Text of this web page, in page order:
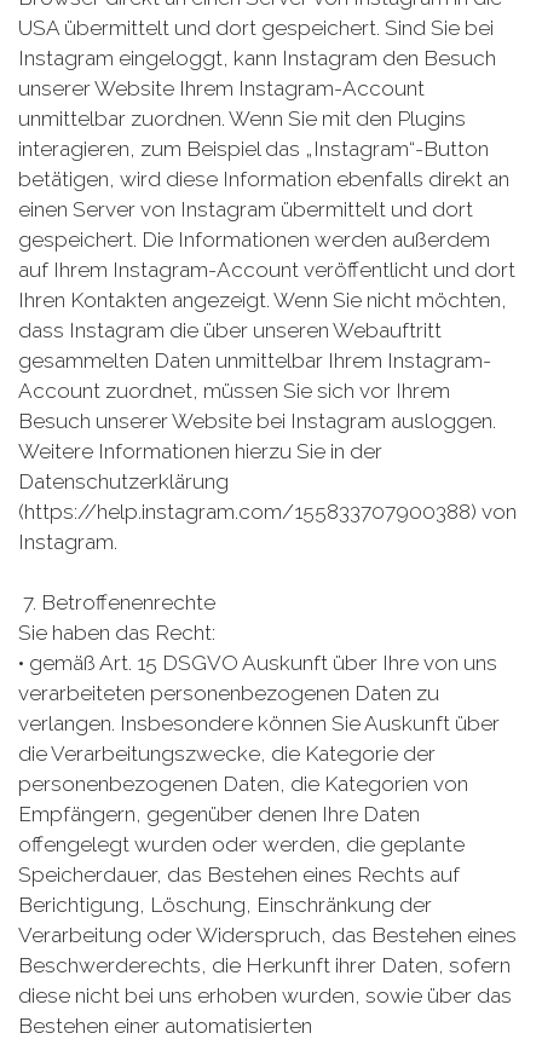
USA übermittelt und dort gespeichert. Sind Sie bei
Instagram eingeloggt, kann Instagram den Besuch
unserer Website Ihrem Instagram-Account
unmittelbar zuordnen. Wenn Sie mit den Plugins
interagieren, zum Beispiel das „Instagram“-Button
betätigen, wird diese Information ebenfalls direkt an
einen Server von Instagram übermittelt und dort
gespeichert. Die Informationen werden außerdem
auf Ihrem Instagram-Account veröffentlicht und dort
Ihren Kontakten angezeigt. Wenn Sie nicht möchten,
dass Instagram die über unseren Webauftritt
gesammelten Daten unmittelbar Ihrem Instagram-
Account zuordnet, müssen Sie sich vor Ihrem
Besuch unserer Website bei Instagram ausloggen.
Weitere Informationen hierzu Sie in der
Datenschutzerklärung
(https://help.instagram.com/155833707900388) von
Instagram.
7. Betroffenenrechte
Sie haben das Recht:
• gemäß Art. 15 DSGVO Auskunft über Ihre von uns
verarbeiteten personenbezogenen Daten zu
verlangen. Insbesondere können Sie Auskunft über
die Verarbeitungszwecke, die Kategorie der
personenbezogenen Daten, die Kategorien von
Empfängern, gegenüber denen Ihre Daten
offengelegt wurden oder werden, die geplante
Speicherdauer, das Bestehen eines Rechts auf
Berichtigung, Löschung, Einschränkung der
Verarbeitung oder Widerspruch, das Bestehen eines
Beschwerderechts, die Herkunft ihrer Daten, sofern
diese nicht bei uns erhoben wurden, sowie über das
Bestehen einer automatisierten